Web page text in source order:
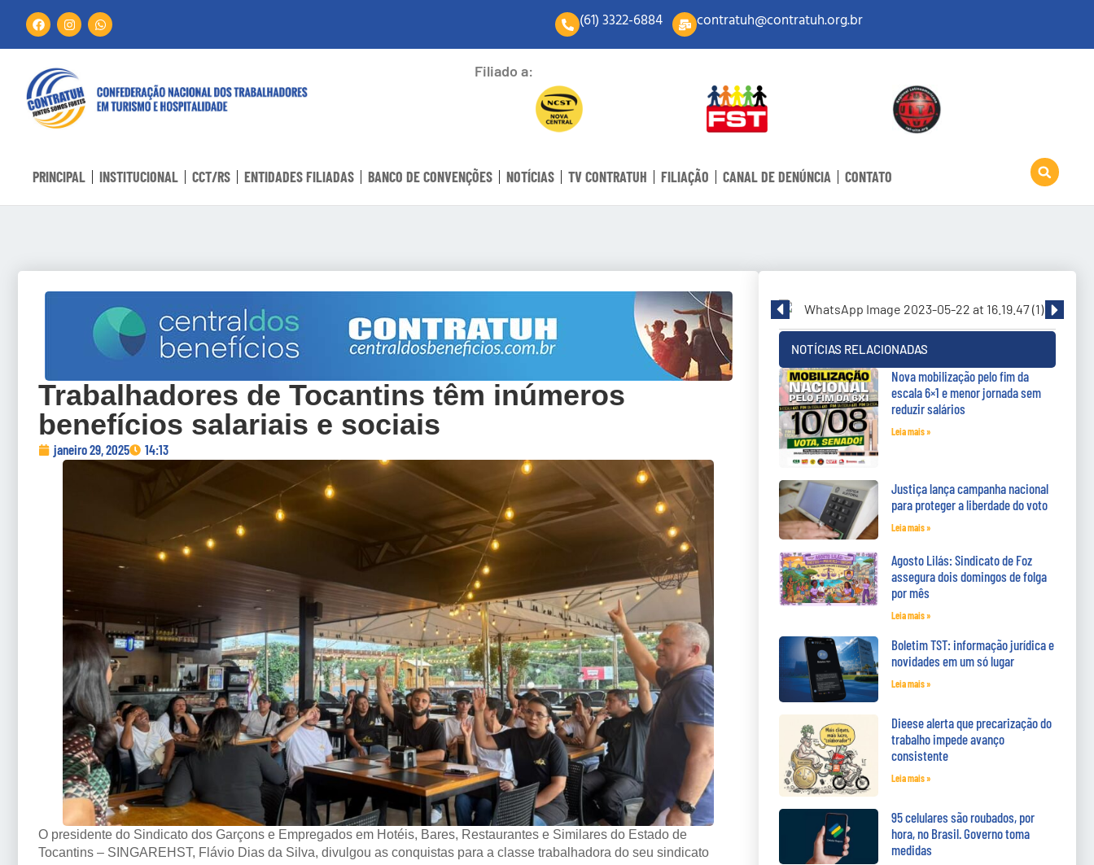
(61) 3322-6884 contratuh@contratuh.org.br
Filiado a:
PRINCIPAL INSTITUCIONAL CCT/RS ENTIDADES FILIADAS BANCO DE CONVENÇÕES NOTÍCIAS TV CONTRATUH FILIAÇÃO CANAL DE DENÚNCIA CONTATO
Trabalhadores de Tocantins têm inúmeros
benefícios salariais e sociais
janeiro 29, 2025 14:13
O presidente do Sindicato dos Garçons e Empregados em Hotéis, Bares, Restaurantes e Similares do Estado de
Tocantins – SINGAREHST, Flávio Dias da Silva, divulgou as conquistas para a classe trabalhadora do seu sindicato
NOTÍCIAS RELACIONADAS
Nova mobilização pelo fim da
escala 6×1 e menor jornada sem
reduzir salários
Leia mais »
Justiça lança campanha nacional
para proteger a liberdade do voto
Leia mais »
Agosto Lilás: Sindicato de Foz
assegura dois domingos de folga
por mês
Leia mais »
Boletim TST: informação jurídica e
novidades em um só lugar
Leia mais »
Dieese alerta que precarização do
trabalho impede avanço
consistente
Leia mais »
95 celulares são roubados, por
hora, no Brasil. Governo toma
medidas